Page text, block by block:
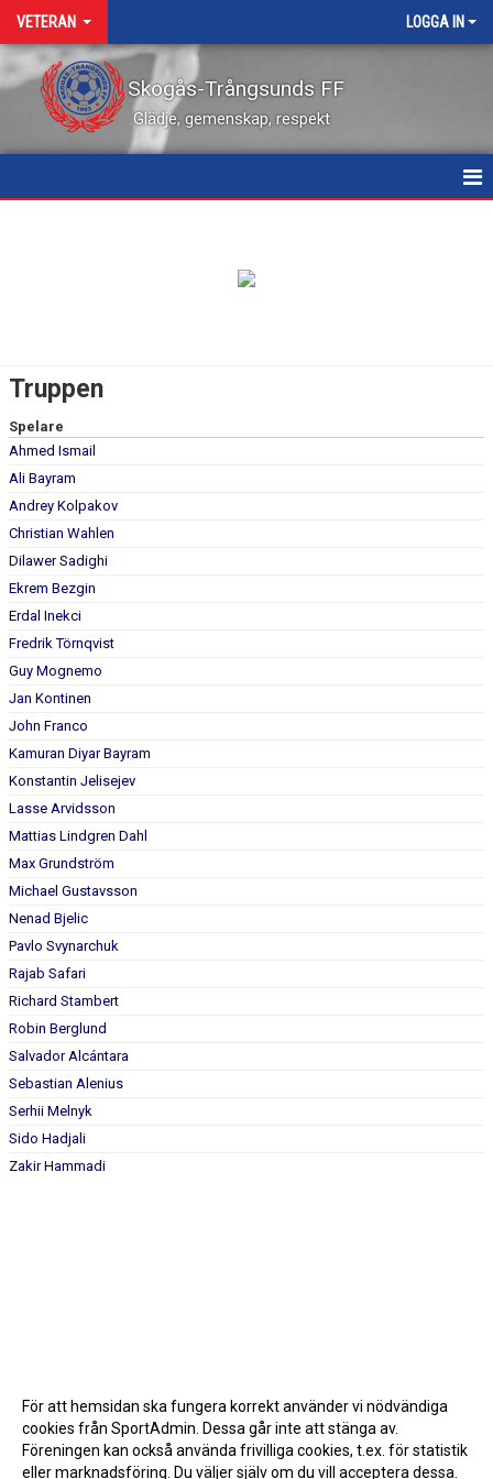
VETERAN LOGGA IN
Skogås-Trångsunds FF
Glädje, gemenskap, respekt
BILDGALLERI
DOKUMENT
KONTAKT
Truppen
Spelare
Ahmed Ismail
Ali Bayram
Andrey Kolpakov
Christian Wahlen
Dilawer Sadighi
Ekrem Bezgin
Erdal Inekci
Fredrik Törnqvist
Guy Mognemo
Jan Kontinen
John Franco
Kamuran Diyar Bayram
Konstantin Jelisejev
Lasse Arvidsson
Mattias Lindgren Dahl
Max Grundström
Michael Gustavsson
Nenad Bjelic
Pavlo Svynarchuk
Rajab Safari
Richard Stambert
Robin Berglund
Salvador Alcántara
Sebastian Alenius
Serhii Melnyk
Sido Hadjali
Zakir Hammadi
För att hemsidan ska fungera korrekt använder vi nödvändiga
cookies från SportAdmin. Dessa går inte att stänga av.
Föreningen kan också använda frivilliga cookies, t.ex. för statistik
eller marknadsföring. Du väljer själv om du vill acceptera dessa.